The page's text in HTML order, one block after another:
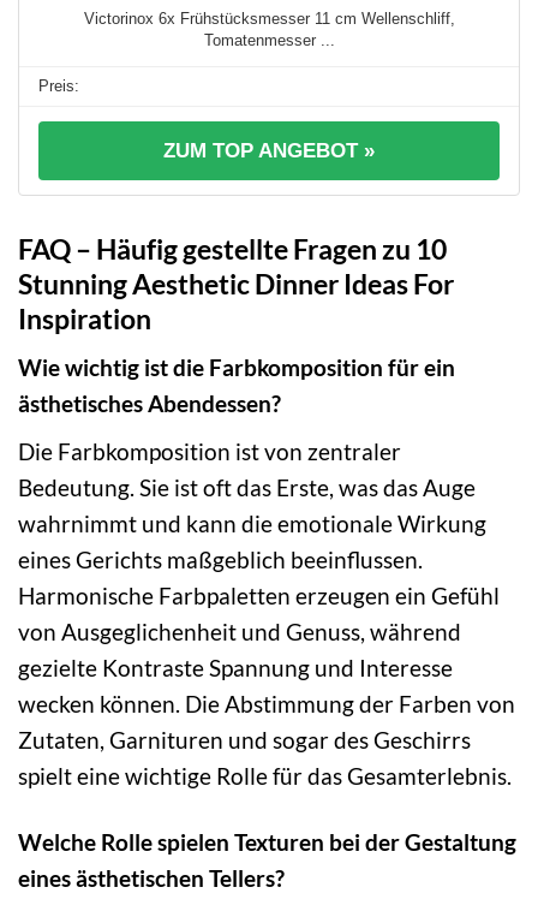
Victorinox 6x Frühstücksmesser 11 cm Wellenschliff,
Tomatenmesser ...
ZUM TOP ANGEBOT »
FAQ – Häufig gestellte Fragen zu 10
Stunning Aesthetic Dinner Ideas For
Inspiration
Wie wichtig ist die Farbkomposition für ein
ästhetisches Abendessen?
Die Farbkomposition ist von zentraler
Bedeutung. Sie ist oft das Erste, was das Auge
wahrnimmt und kann die emotionale Wirkung
eines Gerichts maßgeblich beeinflussen.
Harmonische Farbpaletten erzeugen ein Gefühl
von Ausgeglichenheit und Genuss, während
gezielte Kontraste Spannung und Interesse
wecken können. Die Abstimmung der Farben von
Zutaten, Garnituren und sogar des Geschirrs
spielt eine wichtige Rolle für das Gesamterlebnis.
Welche Rolle spielen Texturen bei der Gestaltung
eines ästhetischen Tellers?